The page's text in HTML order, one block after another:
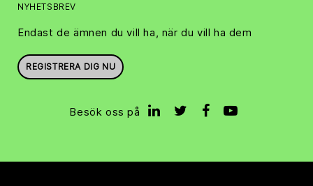
NYHETSBREV
Endast de ämnen du vill ha, när du vill ha dem
REGISTRERA DIG NU
Besök oss på